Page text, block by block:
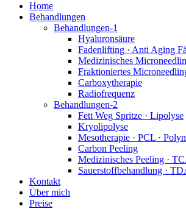
Home
Behandlungen
Behandlungen-1
Hyaluronsäure
Fadenlifting · Anti Aging
Medizinisches
Fraktioniertes
Carboxytherapie
Radiofrequenz
Behandlungen-2
Fett Weg Spritze · Lipolyse
Kryolipolyse
Mesotherapie · PCL ·
Carbon Peeling
Medizinisches Peeling ·
Sauerstoffbehandlung ·
Kontakt
Über mich
Preise